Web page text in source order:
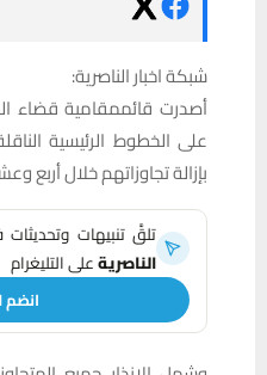
شبكة اخبار الناصرية:
أصدرت قائممقامية قضاء
على الخطوط الرئيسية
بإزالة تجاوزاتهم خلال أربع
تلقَّ تنبيهات وتحديثات
الناصريةعلى التليغرام
انضم